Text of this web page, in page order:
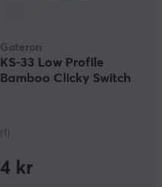
Gateron
KS-33 Low Profile
Bamboo Clicky Switch
(1)
4 kr